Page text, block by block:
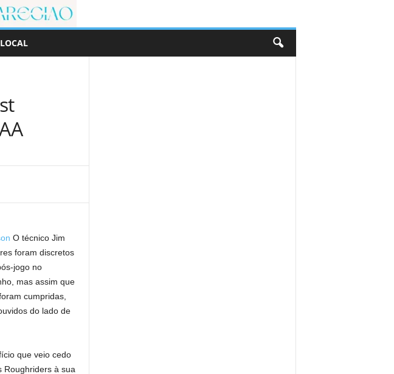
LOCAL
O técnico Jim
foram discretos
jogo no
mas assim que
cumpridas,
do lado de
que veio cedo
Roughriders à sua